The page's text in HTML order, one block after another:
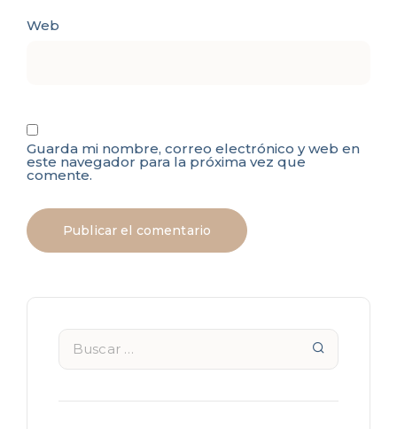
Web
Guarda mi nombre, correo electrónico y web en
este navegador para la próxima vez que
comente.